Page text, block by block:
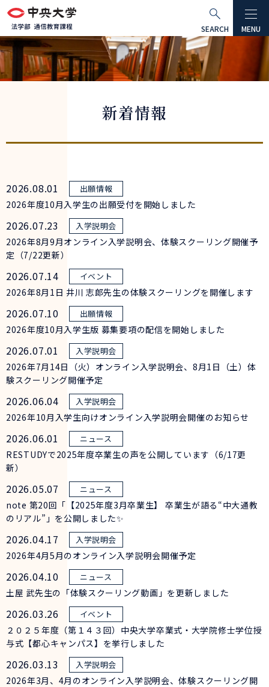
グ
ー
バ
ル
ー
ン
へ
本
へ
ロ
カ
ル
ナ
シ
へ
フ
タ
ー
へ
MENU
SEARCH
新着情報
2026.08.01
2026年度10月入学生の出願受付を開始しました
2026.07.23
2026年8月9月オンライン入学説明会、体験スクーリング開催予
定（7/22更新）
2026.07.14
2026年8月1日 井川 志郎先生の体験スクーリングを開催します
2026.07.10
2026年度10月入学生版 募集要項の配信を開始しました
2026.07.01
2026年7月14日（火）オンライン入学説明会、8月1日（土）体
験スクーリング開催予定
2026.06.04
2026年10月入学生向けオンライン入学説明会開催のお知らせ
2026.06.01
RESTUDYで2025年度卒業生の声を公開しています（6/17更
新）
2026.05.07
note 第20回「【2025年度3月卒業生】 卒業生が語る“中大通教
のリアル”」を公開しました✨
2026.04.17
2026年4月5月のオンライン入学説明会開催予定
2026.04.10
土屋 武先生の「体験スクーリング動画」を更新しました
2026.03.26
２０２５年度（第１４３回）中央大学卒業式・大学院修士学位授
与式【都心キャンパス】を挙行しました
2026.03.13
2026年3月、4月のオンライン入学説明会、体験スクーリング開